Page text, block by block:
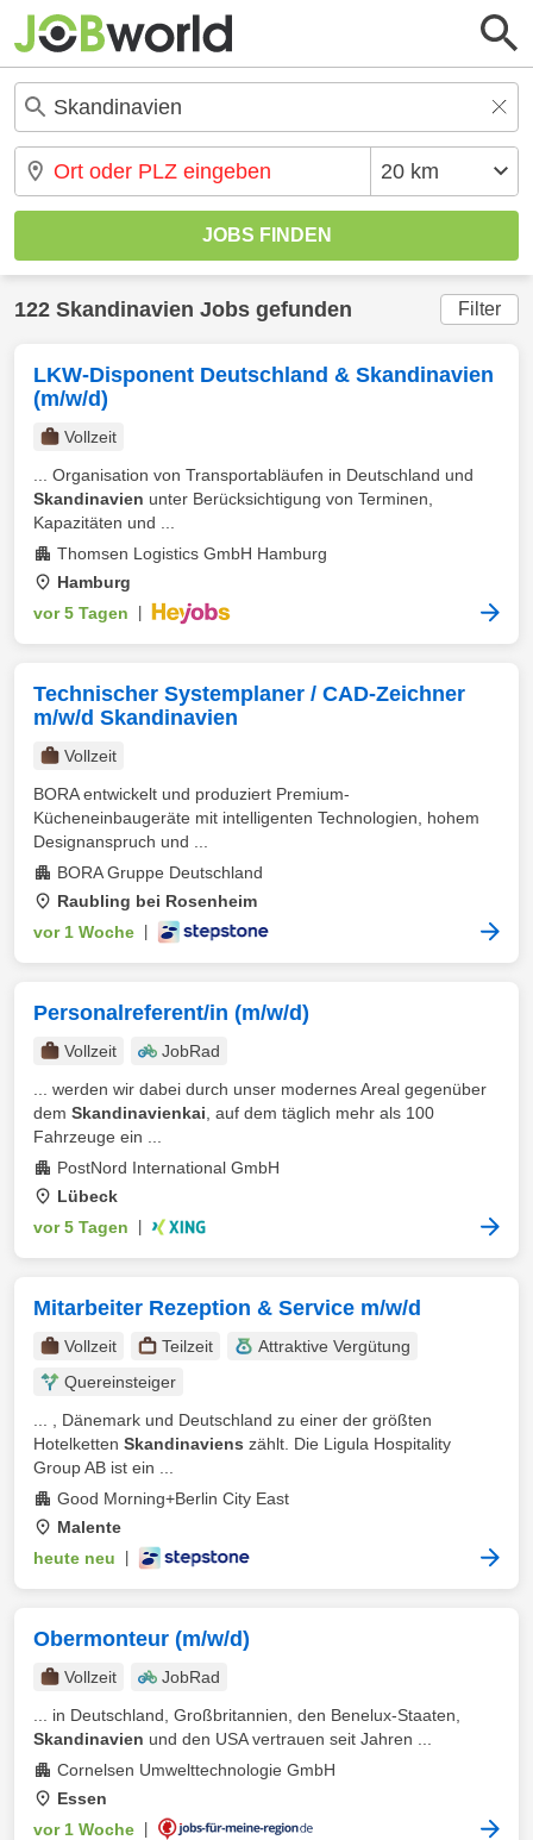
122 Skandinavien Jobs gefunden Filter
LKW-Disponent Deutschland & Skandinavien
(m/w/d)
Vollzeit
... Organisation von Transportabläufen in Deutschland und
Skandinavien unter Berücksichtigung von Terminen,
Kapazitäten und ...
Thomsen Logistics GmbH Hamburg
Hamburg
vor 5 Tagen
Technischer Systemplaner / CAD-Zeichner
m/w/d Skandinavien
Vollzeit
BORA entwickelt und produziert Premium-
Kücheneinbaugeräte mit intelligenten Technologien, hohem
Designanspruch und ...
BORA Gruppe Deutschland
Raubling bei Rosenheim
vor 1 Woche
Personalreferent/in (m/w/d)
Vollzeit
JobRad
... werden wir dabei durch unser modernes Areal gegenüber
dem Skandinavienkai , auf dem täglich mehr als 100
Fahrzeuge ein ...
PostNord International GmbH
Lübeck
vor 5 Tagen
Mitarbeiter Rezeption & Service m/w/d
Vollzeit Teilzeit
Attraktive Vergütung
Quereinsteiger
... , Dänemark und Deutschland zu einer der größten
Hotelketten Skandinaviens zählt. Die Ligula Hospitality
Group AB ist ein ...
Good Morning+Berlin City East
Malente
heute neu
Obermonteur (m/w/d)
Vollzeit
JobRad
... in Deutschland, Großbritannien, den Benelux-Staaten,
Skandinavien und den USA vertrauen seit Jahren ...
Cornelsen Umwelttechnologie GmbH
Essen
vor 1 Woche